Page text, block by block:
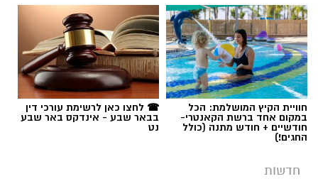
חוויית הקיץ המושלמת: הכל
במקום אחד ברשת הקאנטרי-
חודשיים + חודש מתנה (כולל
החגים!)
☎ לחצו כאן לרשימת עורכי דין
בבאר שבע - אינדקס באר שבע
נט
חדשות